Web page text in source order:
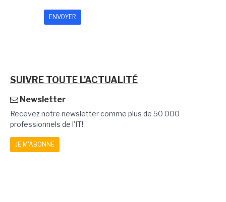
SUIVRE TOUTE L'ACTUALITÉ
Newsletter
Recevez notre newsletter comme plus de 50 000
professionnels de l'IT!
JE M'ABONNE